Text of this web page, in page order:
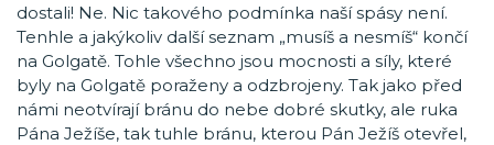
dostali! Ne. Nic takového podmínka naší spásy není.
Tenhle a jakýkoliv další seznam „musíš a nesmíš“ končí
na Golgatě. Tohle všechno jsou mocnosti a síly, které
byly na Golgatě poraženy a odzbrojeny. Tak jako před
námi neotvírají bránu do nebe dobré skutky, ale ruka
Pána Ježíše, tak tuhle bránu, kterou Pán Ježíš otevřel,